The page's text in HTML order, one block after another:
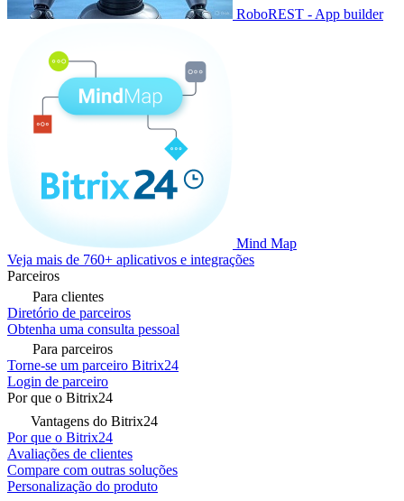
RoboREST - App builder
Mind Map
Veja mais de 760+ aplicativos e integrações
Parceiros
Para clientes
Diretório de parceiros
Obtenha uma consulta pessoal
Para parceiros
Torne-se um parceiro Bitrix24
Login de parceiro
Por que o Bitrix24
Vantagens do Bitrix24
Por que o Bitrix24
Avaliações de clientes
Compare com outras soluções
Personalização do produto